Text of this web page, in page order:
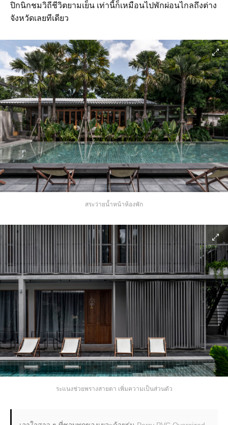
ปิกนิกชมวิถีชีวิตยามเย็น เท่านี้ก็เหมือนไปพักผ่อนไกลถึงต่าง
จังหวัดเลยทีเดียว
สระว่ายน้ำหน้าห้องพัก
ระแนงช่วยพรางสายตา เพิ่มความเป็นส่วนตัว